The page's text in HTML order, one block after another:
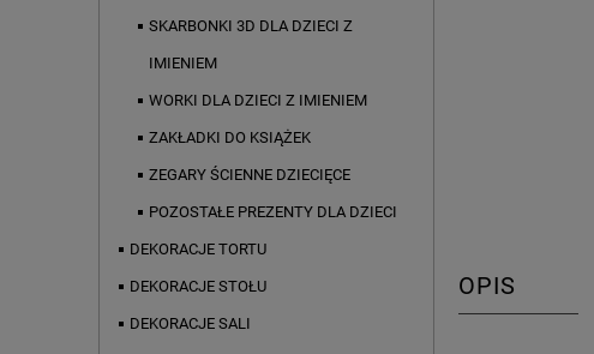
SKARBONKI 3D DLA DZIECI Z
IMIENIEM
WORKI DLA DZIECI Z IMIENIEM
ZAKŁADKI DO KSIĄŻEK
ZEGARY ŚCIENNE DZIECIĘCE
POZOSTAŁE PREZENTY DLA DZIECI
DEKORACJE TORTU
DEKORACJE STOŁU
DEKORACJE SALI
OPIS